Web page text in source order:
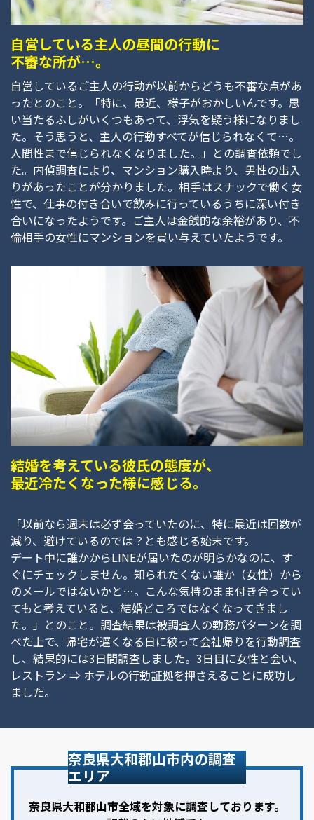
自営している主人の昼間の行動に
不審な所が…。
自営しているご主人の行動が以前からどうも不審な点があ
ったとのこと。「特に、最近、様子がおかしいんです。思
い当たるふしがいくつもあって、浮気を疑う様になりまし
た。そう思うと、主人の行動すべてが信じられなくて…。
人間性まで信じられなくなりました。」との調査依頼でし
た。内偵調査により、マンション購入時より、男性の出入
りがあったことが分かりました。相手はスナックで働く女
性で、仕事の付き合いで飲みに行っているうちに深い付き
合いになったようです。ご主人は金銭的な余裕があり、不
倫相手の女性にマンションを買い与えていたようです。
結婚を考えている彼氏の態度が、
最近冷たくなった様に感じる。
「以前なら週末は必ず会っていたのに、特に最近は回数が
減り、避けているのでは？とも感じる始末です。
デート中に誰かからLINEが届いたのが明らかなのに、す
ぐにチェックしません。知られたくない誰か（女性）から
のメールではないかと…。こんな気持のまま付き合ってい
てもと考えていると、結婚どころではなくなってきまし
た。」とのこと。調査結果は被調査人の勤務パターンを調
べた上で、帰宅が遅くなる日に絞って会社帰りを行動調査
し、結果的には3日間調査しました。3日目に女性と会い、
レストラン ⇒ ホテルの行動証拠を押さえることに成功し
ました。
奈良県大和郡山市内の調査
エリア
奈良県大和郡山市全域を対象に調査しております。